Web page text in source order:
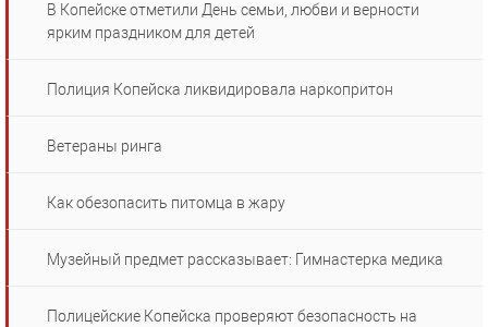
В Копейске отметили День семьи, любви и верности
ярким праздником для детей
Полиция Копейска ликвидировала наркопритон
Ветераны ринга
Как обезопасить питомца в жару
Музейный предмет рассказывает: Гимнастерка медика
Полицейские Копейска проверяют безопасность на